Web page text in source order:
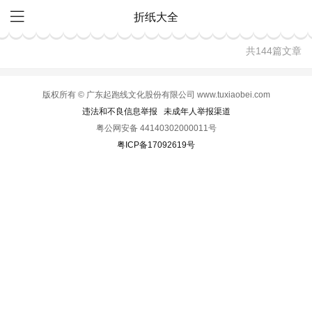
折纸大全
共144篇文章
版权所有 © 广东起跑线文化股份有限公司 www.tuxiaobei.com
违法和不良信息举报
未成年人举报渠道
粤公网安备 44140302000011号
粤ICP备17092619号